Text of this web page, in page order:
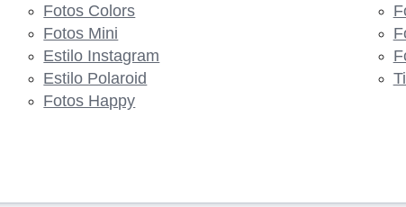
Fotos Colors
Fotos Mini
Estilo Instagram
Estilo Polaroid
Fotos Happy